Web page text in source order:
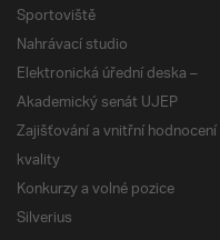
Sportoviště
Nahrávací studio
Elektronická úřední deska –
Akademický senát UJEP
Zajišťování a vnitřní hodnocení
kvality
Konkurzy a volné pozice
Silverius